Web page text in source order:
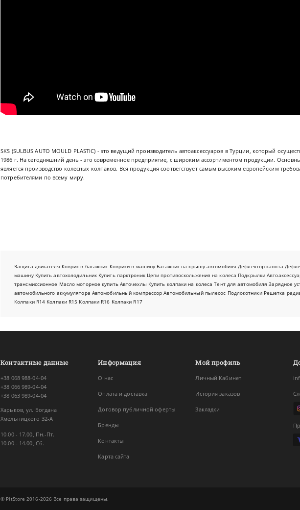
SKS (SULBUS AUTO MOULD PLASTIC) - это ведущий производитель автоаксессуаров в Турции, который
1986 г. На сегодняшний день - это современное предприятие, с широким ассортиментом продукции.
является производство колесных колпаков. Вся продукция соответствует самым высоким европейским
потребителями по всему миру.
Защита двигателя Коврик в багажник Коврики в машину Багажник на крышу автомобиля Дефлектор капота
машину Купить автохолодильник Купить парктроник Цепи противоскольжения на колеса Подкрылки
трансмиссионное Масло моторное купить Авточехлы Купить колпаки на колеса Тент для автомобиля Зарядное
автомобильного аккумулятора Автомобильный компрессор Автомобильный пылесос Подлокотники Решетка
Колпаки R14 Колпаки R15 Колпаки R16 Колпаки R17
Контактные данные
+38 068 988-04-04
+38 066 989-04-04
+38 063 989-04-04
Харьков, ул. Богдана
Хмельницкого 32-А
10.00 - 17.00, Пн.-Пт.
10.00 - 14.00, Сб.
Информация
О нас
Оплата и доставка
Договор публичной оферты
Бренды
Контакты
Карта сайта
Мой профиль
Личный Кабинет
История заказов
Закладки
© PitStore 2016-2026 Все права защищены.